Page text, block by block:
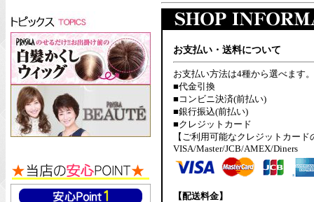
お支払い・送料について
お支払い方法は4種から選べます。
■代金引換
■コンビニ決済(前払い)
■銀行振込(前払い)
■クレジットカード
【ご利用可能なクレジットカード
VISA/Master/JCB/AMEX/Diners
【配送料金】